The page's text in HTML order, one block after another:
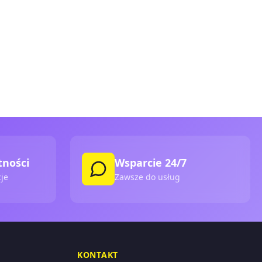
Wsparcie 24/7
Zawsze do usług
KONTAKT